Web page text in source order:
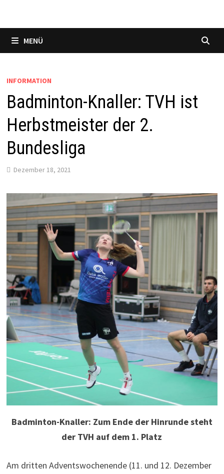
MENÜ
INFORMATION
Badminton-Knaller: TVH ist
Herbstmeister der 2.
Bundesliga
Dezember 18, 2021
Badminton-Knaller: Zum Ende der Hinrunde steht
der TVH auf dem 1. Platz
Am dritten Adventswochenende (11. und 12. Dezember